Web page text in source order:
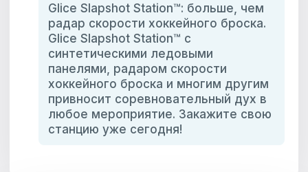
Glice Slapshot Station™: больше, чем
радар скорости хоккейного броска.
Glice Slapshot Station™ с
синтетическими ледовыми
панелями, радаром скорости
хоккейного броска и многим другим
привносит соревновательный дух в
любое мероприятие. Закажите свою
станцию уже сегодня!